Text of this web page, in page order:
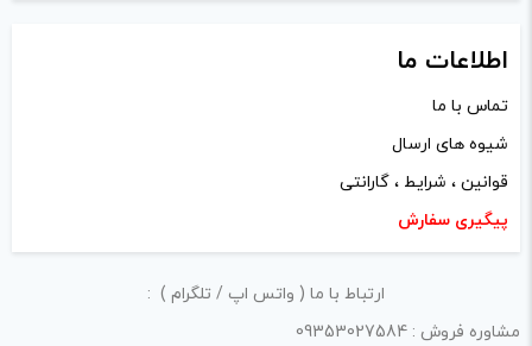
فرآیند خرید یک محصول توسط ایشان است.
«پرسش و پاسخ» مطرح کنید.
کیفیت ساخت:
کارایی:
ارزش خرید در برابر قیمت:
ک
اطلاعات ما
تماس با ما
شیوه های ارسال
قوانین ، شرایط ، گارانتی
پیگیری سفارش
ارتباط با ما ( واتس اپ / تلگرام ) :
مشاوره فروش : 09353027584